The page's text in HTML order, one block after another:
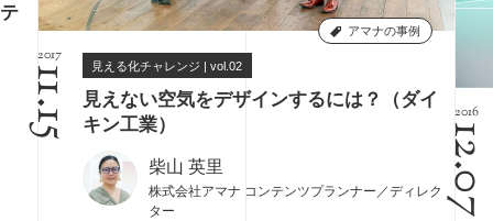
アマナの事例
2017
11.15 見える化チャレンジ | vol.02
見えない空気をデザインするには？（ダイ
キン工業）
柴山 英里
株式会社アマナ コンテンツプランナー／ディレク
ター
2016